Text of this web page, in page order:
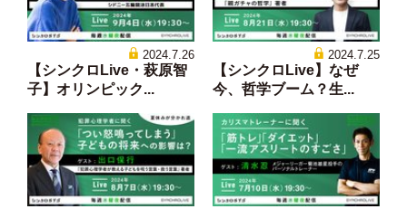
2024.7.26
【シンクロLive・萩原智
子】オリンピック...
2024.7.25
【シンクロLive】なぜ
今、哲学ブーム？生...